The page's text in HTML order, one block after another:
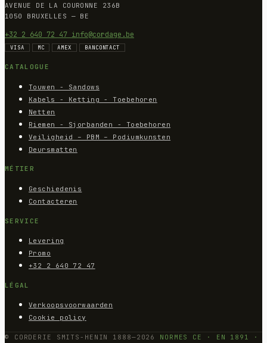
AVENUE DE LA COURONNE 236B
1050 BRUXELLES — BE
+32 2 640 72 47 info@cordage.be
VISA MC AMEX BANCONTACT
CATALOGUE
Touwen - Sandows
Kabels - Ketting - Toebehoren
Netten
Riemen - Sjorbanden - Toebehoren
Veiligheid – PBM – Podiumkunsten
Deursmatten
MÉTIER
Geschiedenis
Contacteren
SERVICE
Levering
Promo
+32 2 640 72 47
LÉGAL
Verkoopsvoorwaarden
Cookie policy
© CORDERIE SMITS-HENIN 1888—2026
NORMES CE · EN 1891 ·